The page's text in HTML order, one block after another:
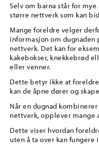
Selv om barna står for
større nettverk som kan
Mange foreldre velger
informasjon om
nettverk. Det kan for
kakebokser, knekkebrød
eller venner.
Dette betyr ikke at
kan de åpne dører og
Når en dugnad
nettverk, opplever
Dette viser hvordan
uten å ta over kan fungere